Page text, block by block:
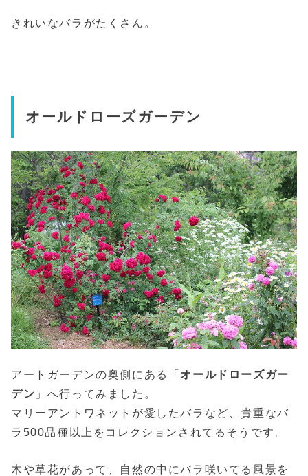
きれいなバラがたくさん。
オールドローズガーデン
アートガーデンの奥側にある「 オールドローズガー
デン 」へ行ってみました。
マリーアントワネットが愛したバラなど、貴重なバ
ラ500品種以上をコレクションされてるそうです。
木や草花があって、自然の中にバラ咲いてる風景を